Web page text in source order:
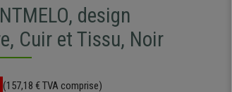
design
Cuir et Tissu, Noir
(157,18 € TVA comprise)